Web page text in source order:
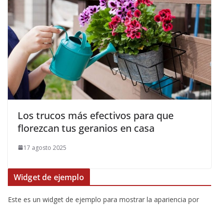
Los trucos más efectivos para que
florezcan tus geranios en casa
17 agosto 2025
Widget de ejemplo
Este es un widget de ejemplo para mostrar la apariencia por